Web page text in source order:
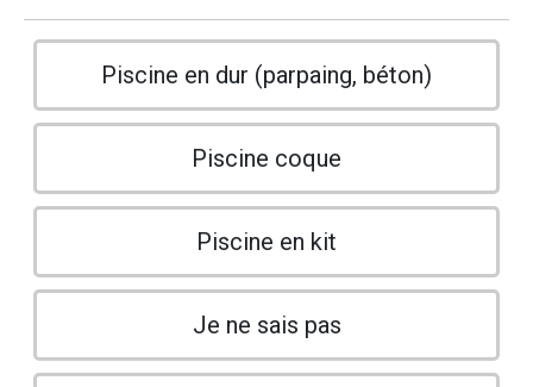
Piscine en dur (parpaing, béton)
Piscine coque
Piscine en kit
Je ne sais pas